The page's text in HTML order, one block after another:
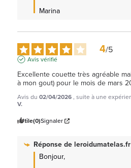
Marina
4/5
Avis vérifié
Excellente couette très agréable
à mon gout) pour le mois de mars
Avis du 02/04/2026, suite à une
V.
Utile(0)Signaler
Réponse deleroidumatelas.fr
Bonjour,